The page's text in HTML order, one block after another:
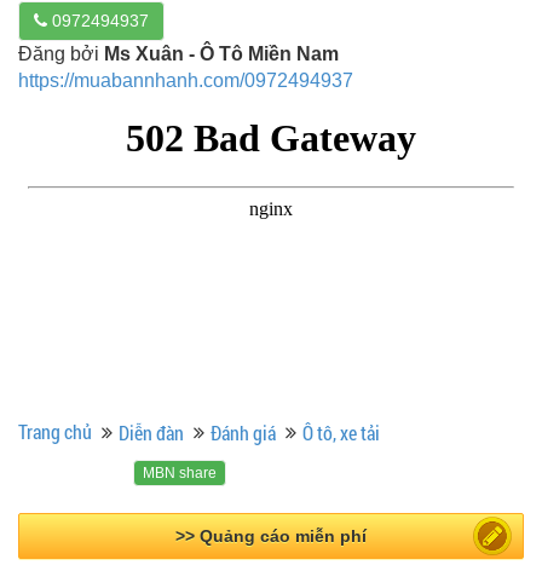
0972494937
Đăng bởi Ms Xuân - Ô Tô Miền Nam
https://muabannhanh.com/0972494937
Trang chủ Diễn đàn Đánh giá Ô tô, xe tải
MBN share
>> Bài PR miễn phí